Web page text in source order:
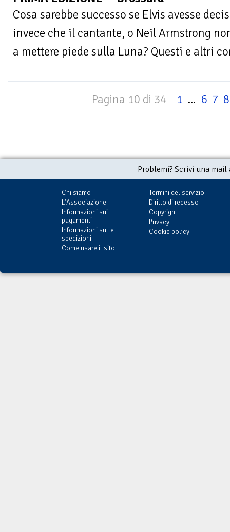
Cosa sarebbe successo se Elvis avesse
invece che il cantante, o Neil Armstrong
a mettere piede sulla Luna? Questi e altri
Pagina 10 di 34 1 ... 6 7 8
Problemi? Scrivi una
Chi siamo
L'Associazione
Informazioni sui
pagamenti
Informazioni sulle
spedizioni
Come usare il sito
Termini del servizio
Diritto di recesso
Copyright
Privacy
Cookie policy